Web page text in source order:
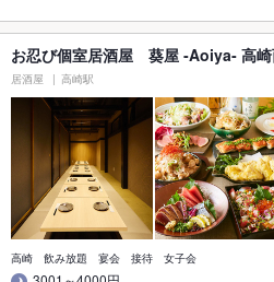
お忍び個室居酒屋 葵屋 ‐Aoiya‐ 高
居酒屋 高崎駅
高崎 飲み放題 宴会 接待 女子会